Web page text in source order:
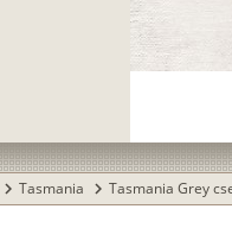
chevron_right Tasmania chevron_right Tasmania Grey